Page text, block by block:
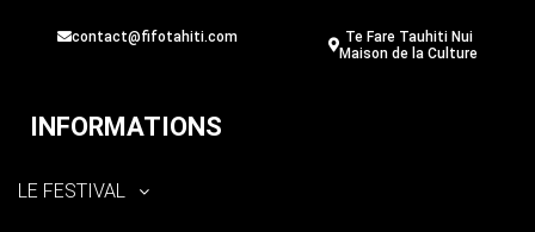
contact@fifotahiti.com
Te Fare Tauhiti Nui
Maison de la Culture
INFORMATIONS
LE FESTIVAL